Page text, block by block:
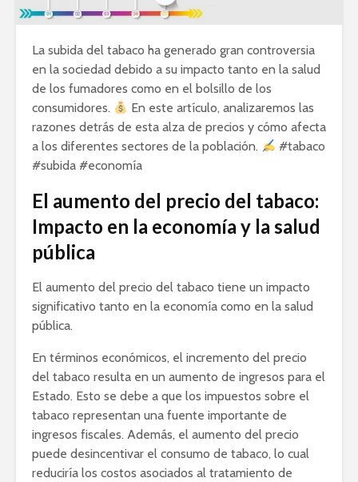
La subida del tabaco ha generado gran controversia
en la sociedad debido a su impacto tanto en la salud
de los fumadores como en el bolsillo de los
consumidores.
En este artículo, analizaremos las
razones detrás de esta alza de precios y cómo afecta
a los diferentes sectores de la población.
#tabaco
#subida #economía
El aumento del precio del tabaco:
Impacto en la economía y la salud
pública
El aumento del precio del tabaco tiene un impacto
significativo tanto en la economía como en la salud
pública.
En términos económicos, el incremento del precio
del tabaco resulta en un aumento de ingresos para el
Estado. Esto se debe a que los impuestos sobre el
tabaco representan una fuente importante de
ingresos fiscales. Además, el aumento del precio
puede desincentivar el consumo de tabaco, lo cual
reduciría los costos asociados al tratamiento de